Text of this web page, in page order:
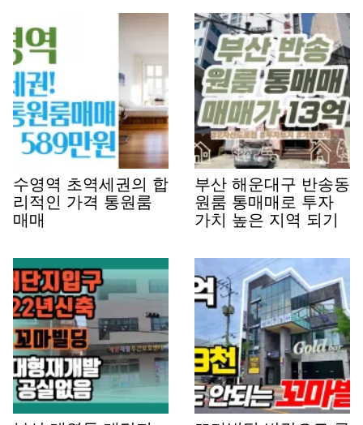
수영역 초역세권의 합
리적인 가격 통원룸
매매
부산 해운대구 반송동
원룸 통매매로 투자
가치 높은 지역 되기